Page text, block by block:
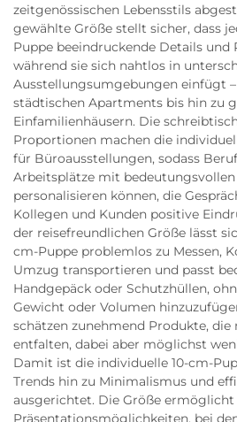
zeitgenössischen Lebensstils
gewählte Größe stellt sicher, dass
Puppe beeindruckende Details und
während sie sich nahtlos in
Ausstellungsumgebungen einfügt
städtischen Apartments bis hin zu
Einfamilienhäusern. Die
Proportionen machen die
für Büroausstellungen, sodass
Arbeitsplätze mit
personalisieren können, die
Kollegen und Kunden positive
der reisefreundlichen Größe lässt
cm-Puppe problemlos zu Messen,
Umzug transportieren und passt
Handgepäck oder Schutzhüllen,
Gewicht oder Volumen
schätzen zunehmend Produkte,
entfalten, dabei aber möglichst
Damit ist die individuelle 10-cm-
Trends hin zu Minimalismus und
ausgerichtet. Die Größe
Präsentationsmöglichkeiten, bei